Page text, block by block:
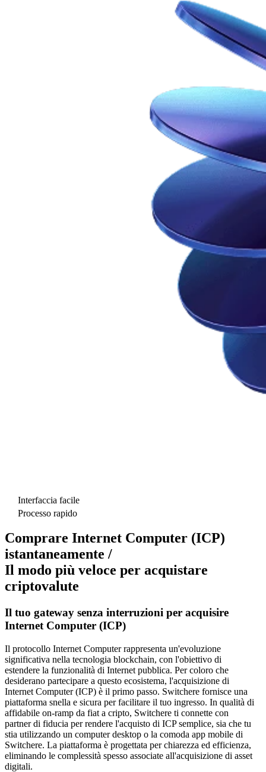
Interfaccia facile
Processo rapido
Comprare Internet Computer (ICP)
istantaneamente /
Il modo più veloce per acquistare
criptovalute
Il tuo gateway senza interruzioni per acquisire
Internet Computer (ICP)
Il protocollo Internet Computer rappresenta un'evoluzione
significativa nella tecnologia blockchain, con l'obiettivo di
estendere la funzionalità di Internet pubblica. Per coloro che
desiderano partecipare a questo ecosistema, l'acquisizione di
Internet Computer (ICP) è il primo passo. Switchere fornisce una
piattaforma snella e sicura per facilitare il tuo ingresso. In qualità di
affidabile on-ramp da fiat a cripto, Switchere ti connette con
partner di fiducia per rendere l'acquisto di ICP semplice, sia che tu
stia utilizzando un computer desktop o la comoda app mobile di
Switchere. La piattaforma è progettata per chiarezza ed efficienza,
eliminando le complessità spesso associate all'acquisizione di asset
digitali.